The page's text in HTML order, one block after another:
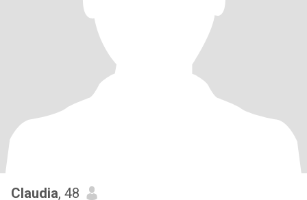
Claudia, 48